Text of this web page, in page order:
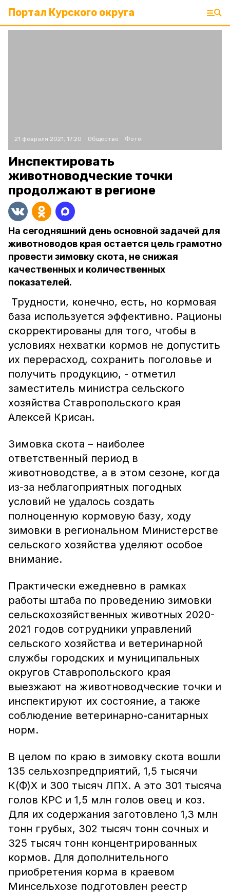
Портал Курского округа
21 февраля 2021, 17:20 Общество Фото:
Инспектировать
животноводческие точки
продолжают в регионе
На сегодняшний день основной задачей для
животноводов края остается цель грамотно
провести зимовку скота, не снижая
качественных и количественных
показателей.
Трудности, конечно, есть, но кормовая
база используется эффективно. Рационы
скорректированы для того, чтобы в
условиях нехватки кормов не допустить
их перерасход, сохранить поголовье и
получить продукцию, - отметил
заместитель министра сельского
хозяйства Ставропольского края
Алексей Крисан.
Зимовка скота – наиболее
ответственный период в
животноводстве, а в этом сезоне, когда
из-за неблагоприятных погодных
условий не удалось создать
полноценную кормовую базу, ходу
зимовки в региональном Министерстве
сельского хозяйства уделяют особое
внимание.
Практически ежедневно в рамках
работы штаба по проведению зимовки
сельскохозяйственных животных 2020-
2021 годов сотрудники управлений
сельского хозяйства и ветеринарной
службы городских и муниципальных
округов Ставропольского края
выезжают на животноводческие точки и
инспектируют их состояние, а также
соблюдение ветеринарно-санитарных
норм.
В целом по краю в зимовку скота вошли
135 сельхозпредприятий, 1,5 тысячи
К(Ф)Х и 300 тысяч ЛПХ. А это 301 тысяча
голов КРС и 1,5 млн голов овец и коз.
Для их содержания заготовлено 1,3 млн
тонн грубых, 302 тысяч тонн сочных и
325 тысяч тонн концентрированных
кормов. Для дополнительного
приобретения корма в краевом
Минсельхозе подготовлен реестр